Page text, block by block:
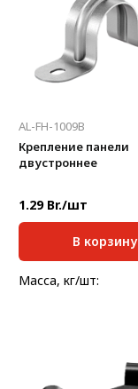
AL-FH-1009B
Крепление панели
двустроннее
1.29 Br./шт
В корзину
Масса, кг/шт: